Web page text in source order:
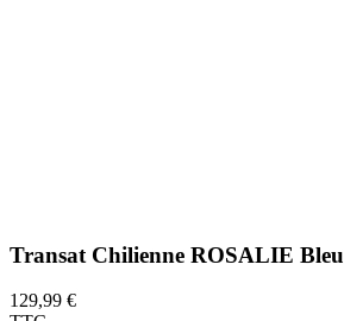
Transat Chilienne ROSALIE Bleu
129,99 €